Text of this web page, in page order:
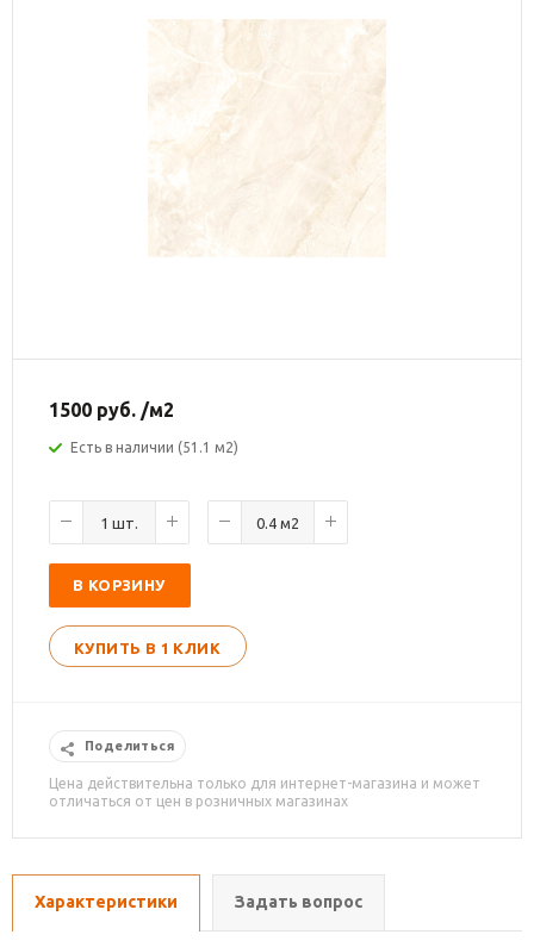
1500 руб. /м2
Есть в наличии (51.1 м2)
В КОРЗИНУ
КУПИТЬ В 1 КЛИК
Поделиться
Цена действительна только для интернет-магазина и может
отличаться от цен в розничных магазинах
Характеристики Задать вопрос